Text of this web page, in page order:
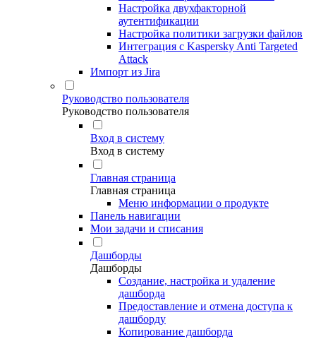
Настройка двухфакторной
аутентификации
Настройка политики загрузки файлов
Интеграция с Kaspersky Anti Targeted
Attack
Импорт из Jira
Руководство пользователя
Руководство пользователя
Вход в систему
Вход в систему
Главная страница
Главная страница
Меню информации о продукте
Панель навигации
Мои задачи и списания
Дашборды
Дашборды
Создание, настройка и удаление
дашборда
Предоставление и отмена доступа к
дашборду
Копирование дашборда